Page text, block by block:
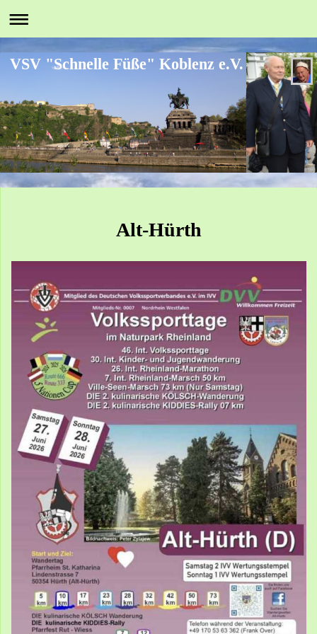
VSV "Schnelle Füße" Koblenz e.V.
Alt-Hürth